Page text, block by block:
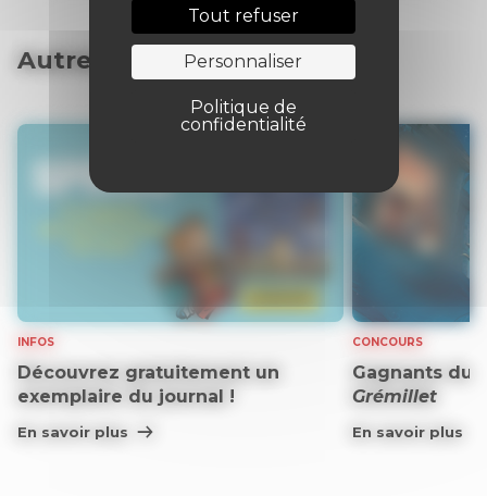
Tout refuser
Personnaliser
Politique de
confidentialité
Autres articles
INFOS
Découvrez gratuitement un
exemplaire du journal !
En savoir plus
CONCOURS
Gagnants du
Grémillet
En savoir plus